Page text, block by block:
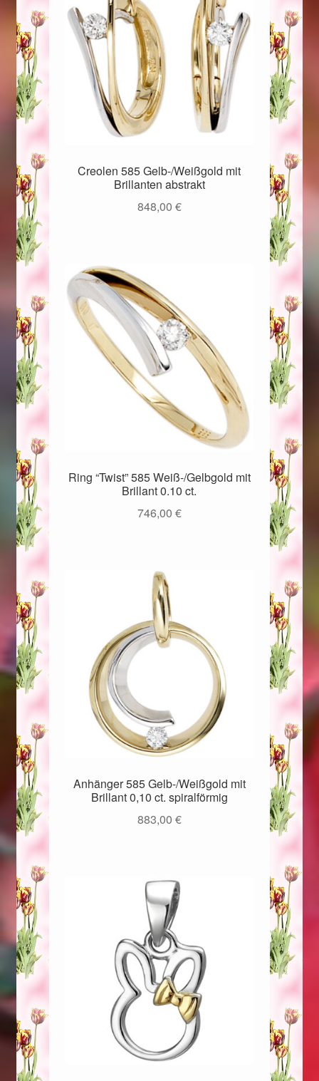
Weihnachtsangebote 2019
Weihnachtsangebote 2020
Weihnachtsangebote 2021
Woocommerce Predictive Search
Creolen 585 Gelb-/Weißgold mit
Brillanten abstrakt
848,00 €
Ring “Twist” 585 Weiß-/Gelbgold mit
Brillant 0.10 ct.
746,00 €
Anhänger 585 Gelb-/Weißgold mit
Brillant 0,10 ct. spiralförmig
883,00 €